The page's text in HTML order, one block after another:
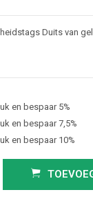
Afbeelding
Duits van
en bespaar 5%
en bespaar 7,5%
en bespaar 10%